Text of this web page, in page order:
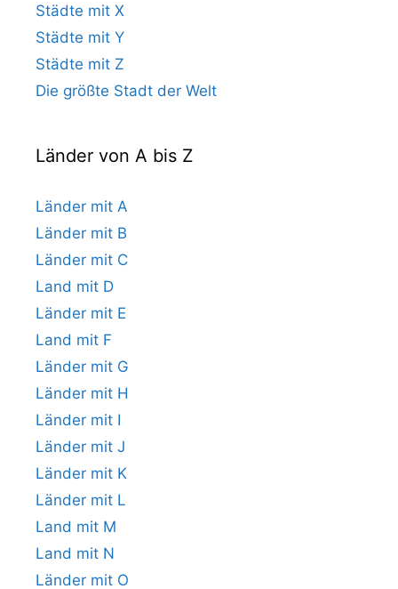
Städte mit X
Städte mit Y
Städte mit Z
Die größte Stadt der Welt
Länder von A bis Z
Länder mit A
Länder mit B
Länder mit C
Land mit D
Länder mit E
Land mit F
Länder mit G
Länder mit H
Länder mit I
Länder mit J
Länder mit K
Länder mit L
Land mit M
Land mit N
Länder mit O